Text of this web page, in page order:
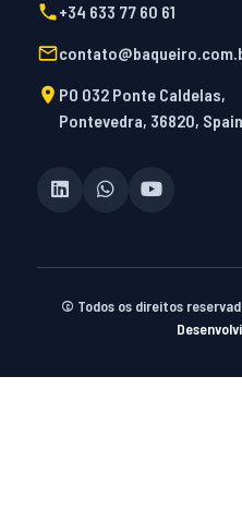
+34 633 77 60 61
PO 032 Ponte Caldelas,
Pontevedra, 36820, Spain
© Todos os direitos